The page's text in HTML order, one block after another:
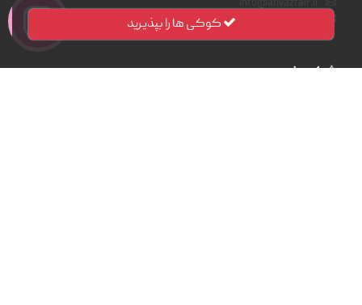
info@ahvazfair.ir
ahvazfair.ir@gmail.com
شرکت ما
کوکی ها را بپذیرید